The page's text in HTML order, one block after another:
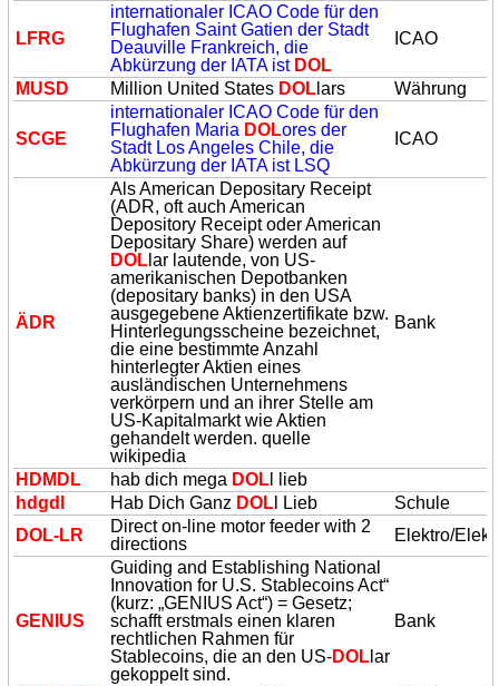
LFRG
internationaler ICAO Code für den
Flughafen Saint Gatien der Stadt
Deauville Frankreich, die
Abkürzung der IATA ist DOL
ICAO
MUSD Million United States DOL lars Währung
SCGE
internationaler ICAO Code für den
Flughafen Maria DOLores der
Stadt Los Angeles Chile, die
Abkürzung der IATA ist LSQ
ICAO
ÄDR
Als American Depositary Receipt
(ADR, oft auch American
Depository Receipt oder American
Depositary Share) werden auf
DOL lar lautende, von US-
amerikanischen Depotbanken
(depositary banks) in den USA
ausgegebene Aktienzertifikate bzw.
Hinterlegungsscheine bezeichnet,
die eine bestimmte Anzahl
hinterlegter Aktien eines
ausländischen Unternehmens
verkörpern und an ihrer Stelle am
US-Kapitalmarkt wie Aktien
gehandelt werden. quelle
wikipedia
Bank
HDMDL hab dich mega DOL l lieb
hdgdl
Hab Dich Ganz DOL l Lieb
Schule
DOL-LR
Direct on-line motor feeder with 2
directions
Elektro/
GENIUS
Guiding and Establishing National
Innovation for U.S. Stablecoins Act“
(kurz: „GENIUS Act“) = Gesetz;
schafft erstmals einen klaren
rechtlichen Rahmen für
Stablecoins, die an den US-DOL lar
gekoppelt sind.
Bank